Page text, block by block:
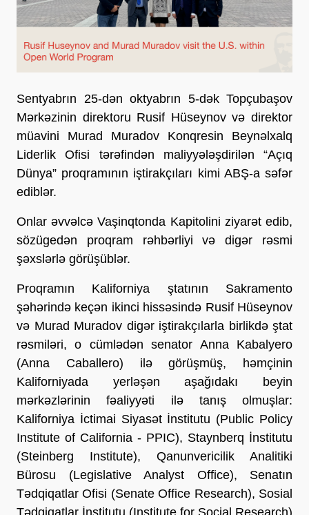
Sentyabrın 25-dən oktyabrın 5-dək Topçubaşov
Mərkəzinin direktoru Rusif Hüseynov və direktor
müavini Murad Muradov Konqresin Beynəlxalq
Liderlik Ofisi tərəfindən maliyyələşdirilən “Açıq
Dünya” proqramının iştirakçıları kimi ABŞ-a səfər
ediblər.
Onlar əvvəlcə Vaşinqtonda Kapitolini ziyarət edib,
sözügedən proqram rəhbərliyi və digər rəsmi
şəxslərlə görüşüblər.
Proqramın Kaliforniya ştatının Sakramento
şəhərində keçən ikinci hissəsində Rusif Hüseynov
və Murad Muradov digər iştirakçılarla birlikdə ştat
rəsmiləri, o cümlədən senator Anna Kabalyero
(Anna Caballero) ilə görüşmüş, həmçinin
Kaliforniyada yerləşən aşağıdakı beyin
mərkəzlərinin fəaliyyəti ilə tanış olmuşlar:
Kaliforniya İctimai Siyasət İnstitutu (Public Policy
Institute of California - PPIC), Staynberq İnstitutu
(Steinberg Institute), Qanunvericilik Analitiki
Bürosu (Legislative Analyst Office), Senatın
Tədqiqatlar Ofisi (Senate Office Research), Sosial
Tədqiqatlar İnstitutu (Institute for Social Research)